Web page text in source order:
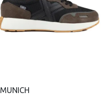
MUNICH